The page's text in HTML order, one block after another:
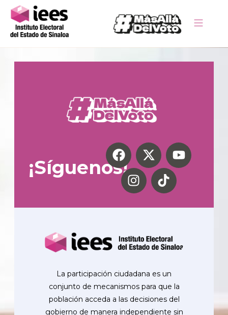
¡Síguenos!
La participación ciudadana es un
conjunto de mecanismos para que la
población acceda a las decisiones del
gobierno de manera independiente sin